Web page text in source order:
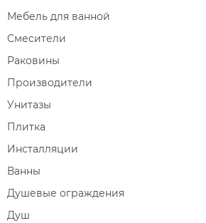
Мебель для ванной
Смесители
Раковины
Производители
Унитазы
Плитка
Инсталляции
Ванны
Душевые ограждения
Душ